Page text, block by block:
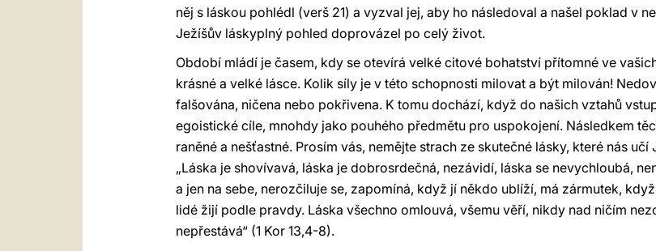
něj s láskou pohlédl (verš 21) a vyzval jej, aby ho následoval a našel poklad v
Ježíšův láskyplný pohled doprovázel po celý život.
Období mládí je časem, kdy se otevírá velké citové bohatství přítomné ve
krásné a velké lásce. Kolik síly je v této schopnosti milovat a být milován!
falšována, ničena nebo pokřivena. K tomu dochází, když do našich vztahů
egoistické cíle, mnohdy jako pouhého předmětu pro uspokojení. Následkem
raněné a nešťastné. Prosím vás, nemějte strach ze skutečné lásky, které nás
„Láska je shovívavá, láska je dobrosrdečná, nezávidí, láska se nevy­chloubá,
a jen na sebe, nerozčiluje se, zapomíná, když jí někdo ublíží, má zármutek,
lidé žijí podle pravdy. Láska všechno omlouvá, všemu věří, nikdy nad ničím
nepřestává“ (1 Kor 13,4-8).